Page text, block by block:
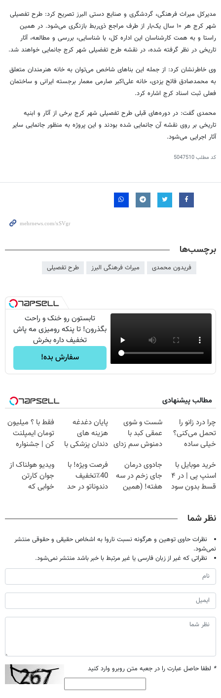
مدیرکل میراث فرهنگی، گردشگری و صنایع دستی البرز تصریح کرد: طرح تفصیلی
شهر کرج هر ۱۰ سال یک‌بار از طرف مراجع ذی‌ربط بازنگری می‌شود. در همین
راستا و به همت کارشناسان این اداره کل، با شناسایی، بررسی و مطالعه، آثار
تاریخی در نظر گرفته شده، در نقشه طرح تفضیلی شهر کرج جانمایی خواهند شد.
وی خاطرنشان کرد: از جمله این بناهای شاخص می‌توان به خانه هنرمندان متعلق
به محمدصادق فاتح یزدی، خانه علی‌اکبر صارمی معمار برجسته ایرانی و ساختمان
فعلی ثبت اسناد کرج اشاره کرد.
محمدی گفت: در دوره‌های قبلی طرح تفصیلی شهر کرج برخی از آثار و ابنیه
تاریخی بر روی نقشه آن جانمایی شده بودند و این پروژه به منظور جانمایی سایر
آثار اجرایی می‌شود.
کد مطلب5047510
برچسب‌ها
فریدون محمدی میراث فرهنگی البرز طرح تفصیلی
تابستون رو خنک و راحت
بگذرون! تا پنکه رومیزی مه پاش
تخفیف داره بخرش
سفارش بده!
مطالب پیشنهادی
چرا درد زانو را
تحمل می‌کنی؟
خیلی ساده
کن
شست و شوی
عمقی کبد با
دمنوش سم زدای
پایان دغدغه
هزینه های
دندان پزشکی با
خانگی
فقط با ؟ میلیون
تومان ایمپلنت
کن | جشنواره
خرید موبایل با
اسنپ پی | در ۴
قسط بدون سود
جادوی درمان
جای زخم در سه
هفته! (همین
فرصت ویژه! با
40٪تخفیف
دندوناتو در حد
ویدیو هولناک از
جوان کارتن
خوابی که
نظر شما
نظرات حاوی توهین و هرگونه نسبت ناروا به اشخاص حقیقی و حقوقی منتشر
نمی‌شود.
نظراتی که غیر از زبان فارسی یا غیر مرتبط با خبر باشد منتشر نمی‌شود.
* لطفا حاصل عبارت را در جعبه متن روبرو وارد کنید